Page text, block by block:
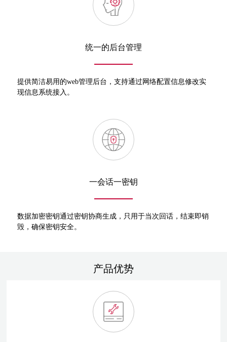
统一的后台管理
提供简洁易用的web管理后台，支持通过网络配置信息修改实
现信息系统接入。
一会话一密钥
数据加密密钥通过密钥协商生成，只用于当次回话，结束即销
毁，确保密钥安全。
产品优势